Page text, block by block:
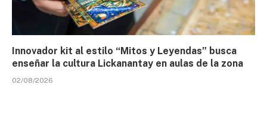
Innovador kit al estilo “Mitos y Leyendas” busca
enseñar la cultura Lickanantay en aulas de la zona
02/08/2026